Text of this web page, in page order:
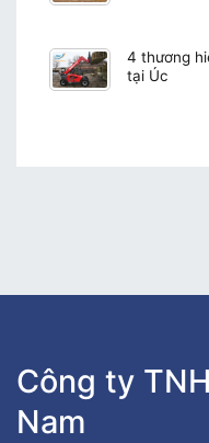
4 thương
tại Úc
Công ty
Nam